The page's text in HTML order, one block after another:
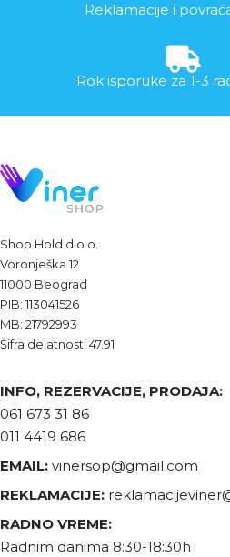
Reklamacije i
Rok isporuke za 1-3
Shop Hold d.o.o.
Voronješka 12
11000 Beograd
PIB: 113041526
MB: 21792993
Šifra delatnosti 47.91
INFO, REZERVACIJE, PRODAJA:
061 673 31 86
011 4419 686
EMAIL: vinersop@gmail.com
REKLAMACIJE:
RADNO VREME:
Radnim danima 8:30-18:30h